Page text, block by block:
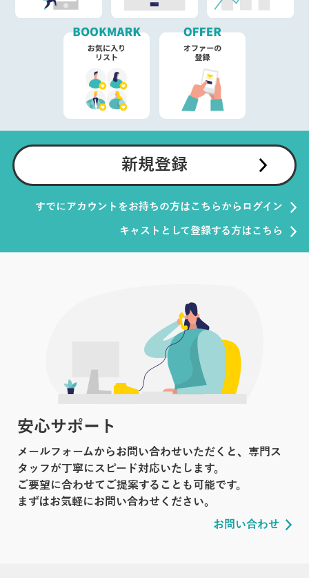
新規登録
すでにアカウントをお持ちの方はこちらからログイン
キャストとして登録する方はこちら
安心サポート
メールフォームからお問い合わせいただくと、専門ス
タッフが丁寧にスピード対応いたします。
ご要望に合わせてご提案することも可能です。
まずはお気軽にお問い合わせください。
お問い合わせ